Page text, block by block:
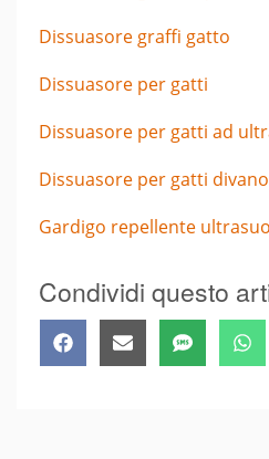
Dissuasore graffi gatto
Dissuasore per gatti
Dissuasore per gatti ad
Dissuasore per gatti divano
Gardigo repellente
Condividi questo
Share
on
FacebookShare
on
Email Share
on
SMS
on